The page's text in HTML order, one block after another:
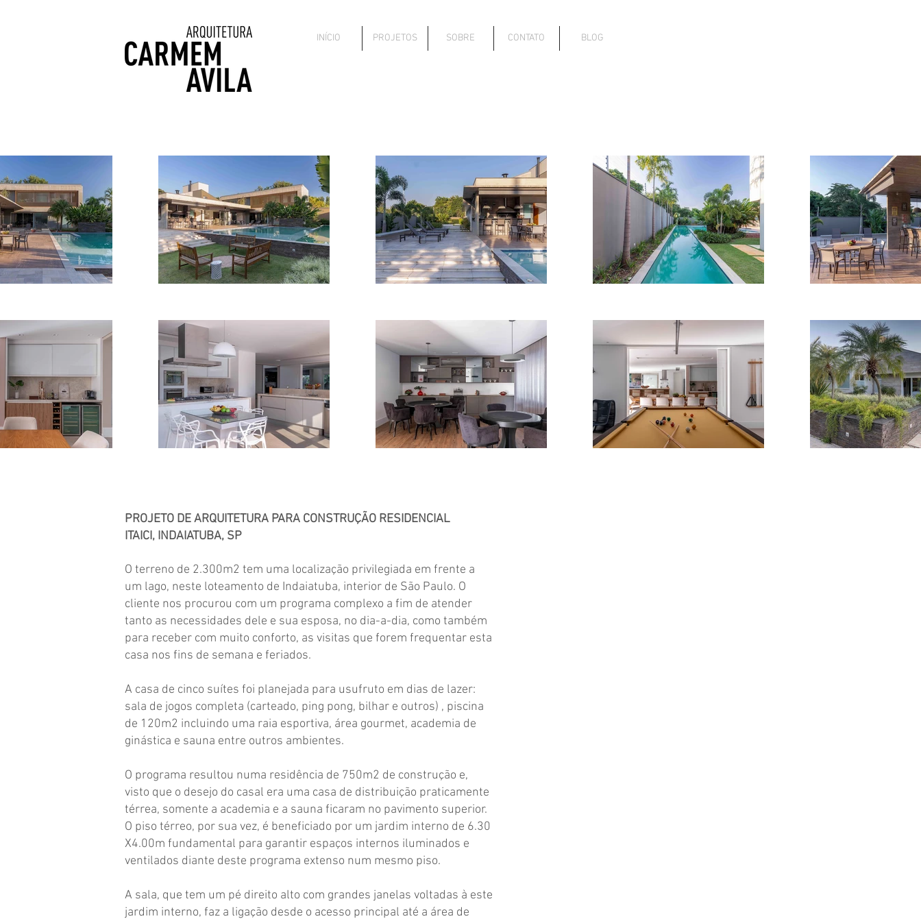
INÍCIO PROJETOS SOBRE CONTATO BLOG
PROJETO DE ARQUITETURA PARA CONSTRUÇÃO RESIDENCIAL
ITAICI, INDAIATUBA, SP
O terreno de 2.300m2 tem uma localização privilegiada em frente a
um lago, neste loteamento de Indaiatuba, interior de São Paulo. O
cliente nos procurou com um programa complexo a fim de atender
tanto as necessidades dele e sua esposa, no dia-a-dia, como também
para receber com muito conforto, as visitas que forem frequentar esta
casa nos fins de semana e feriados.
A casa de cinco suítes foi planejada para usufruto em dias de lazer:
sala de jogos completa (carteado, ping pong, bilhar e outros) , piscina
de 120m2 incluindo uma raia esportiva, área gourmet, academia de
ginástica e sauna entre outros ambientes.
O programa resultou numa residência de 750m2 de construção e,
visto que o desejo do casal era uma casa de distribuição praticamente
térrea, somente a academia e a sauna ficaram no pavimento superior.
O piso térreo, por sua vez, é beneficiado por um jardim interno de 6.30
X4.00m fundamental para garantir espaços internos iluminados e
ventilados diante deste programa extenso num mesmo piso.
A sala, que tem um pé direito alto com grandes janelas voltadas à este
jardim interno, faz a ligação desde o acesso principal até a área de